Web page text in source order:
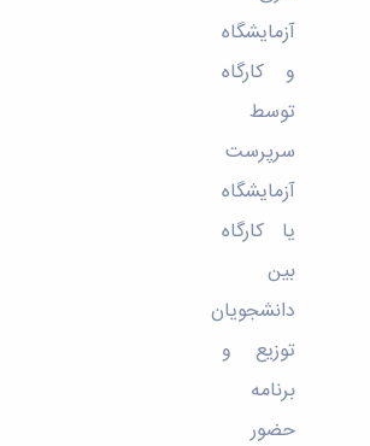
آزمایشگاه
و کارگاه
توسط
سرپرست
آزمایشگاه
یا کارگاه
بین
دانشجویان
توزیع و
برنامه
حضور